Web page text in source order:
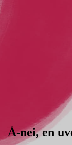
Å-nei, en